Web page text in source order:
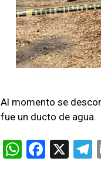
Al momento se
fue un ducto de agua.
W F
X